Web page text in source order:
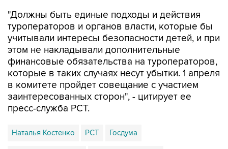
"Должны быть единые подходы и действия
туроператоров и органов власти, которые бы
учитывали интересы безопасности детей, и при
этом не накладывали дополнительные
финансовые обязательства на туроператоров,
которые в таких случаях несут убытки. 1 апреля
в комитете пройдет совещание с участием
заинтересованных сторон", - цитирует ее
пресс-служба РСТ.
Наталья Костенко РСТ Госдума